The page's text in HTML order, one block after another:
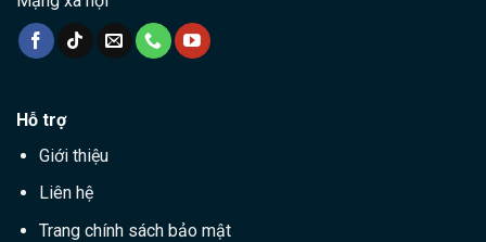
Hỗ trợ
Giới thiệu
Liên hệ
Trang chính sách bảo mật